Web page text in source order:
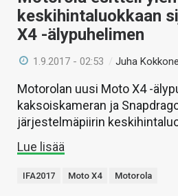
keskihintaluokkaan
X4 -älypuhelimen
1.9.2017 - 02:53 /Juha
Motorolan uusi Moto X4 -
kaksoiskameran ja
järjestelmäpiirin
Lue lisää
IFA2017 Moto X4 Motorola